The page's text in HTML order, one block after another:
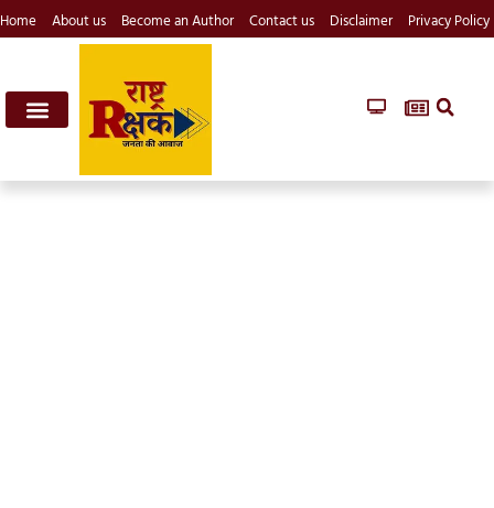
Home About us Become an Author Contact us Disclaimer Privacy Policy